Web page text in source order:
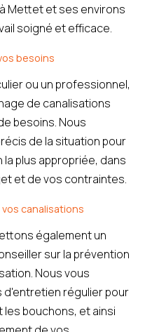
Mettet et ses environs
soigné et efficace.
besoins
ou un professionnel,
de canalisations
besoins. Nous
de la situation pour
plus appropriée, dans
et de vos contraintes.
canalisations
également un
sur la prévention
Nous vous
régulier pour
bouchons, et ainsi